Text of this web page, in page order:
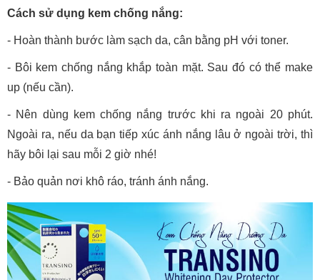
Cách sử dụng kem chống nắng:
- Hoàn thành bước làm sạch da, cân bằng pH với toner.
- Bôi kem chống nắng khắp toàn mặt. Sau đó có thể make
up (nếu cần).
- Nên dùng kem chống nắng trước khi ra ngoài 20 phút.
Ngoài ra, nếu da bạn tiếp xúc ánh nắng lâu ở ngoài trời, thì
hãy bôi lại sau mỗi 2 giờ nhé!
- Bảo quản nơi khô ráo, tránh ánh nắng.